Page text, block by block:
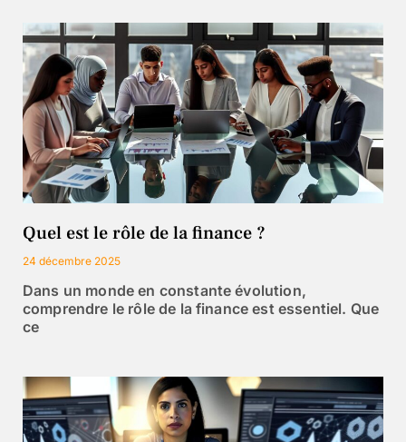
Quel est le rôle de la finance ?
24 décembre 2025
Dans un monde en constante évolution,
comprendre le rôle de la finance est essentiel. Que
ce